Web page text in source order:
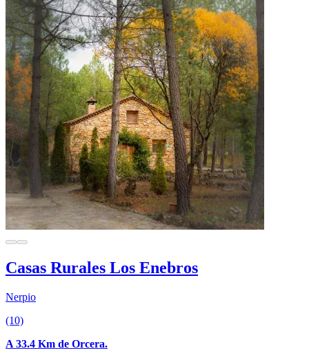
Casas Rurales Los Enebros
Nerpio
(10)
A 33.4 Km de Orcera.